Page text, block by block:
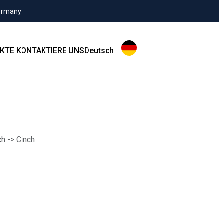
KONTAKTIERE UNSDeutsch
-> Cinch